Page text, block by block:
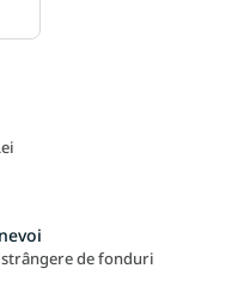
de fonduri